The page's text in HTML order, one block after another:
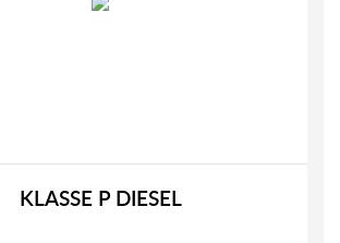
KLASSE P DIESEL